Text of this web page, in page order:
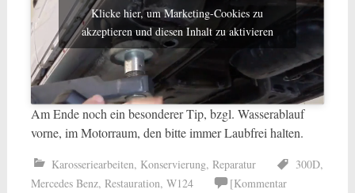
Klicke hier, um Marketing-Cookies zu
akzeptieren und diesen Inhalt zu aktivieren
Am Ende noch ein besonderer Tip, bzgl. Wasserablauf
vorne, im Motorraum, den bitte immer Laubfrei halten.
Karosseriearbeiten, Konservierung, Reparatur 300D,
Mercedes Benz, Restauration, W124
[Kommentar